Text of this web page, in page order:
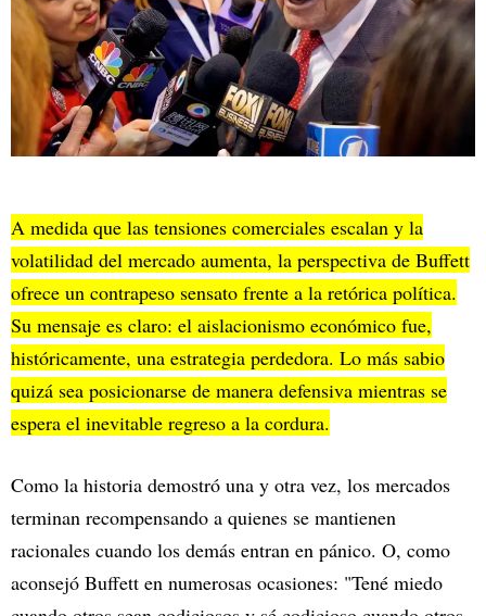
A medida que las tensiones comerciales escalan y la
volatilidad del mercado aumenta, la perspectiva de Buffett
ofrece un contrapeso sensato frente a la retórica política.
Su mensaje es claro: el aislacionismo económico fue,
históricamente, una estrategia perdedora. Lo más sabio
quizá sea posicionarse de manera defensiva mientras se
espera el inevitable regreso a la cordura.
Como la historia demostró una y otra vez, los mercados
terminan recompensando a quienes se mantienen
racionales cuando los demás entran en pánico. O, como
aconsejó Buffett en numerosas ocasiones: "Tené miedo